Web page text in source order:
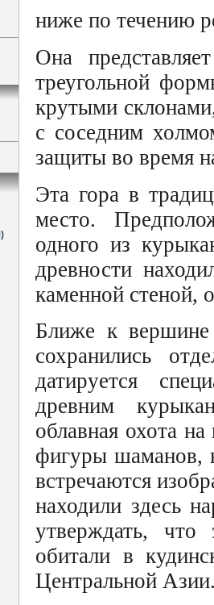
ниже по течению
Она
треугольной
крутыми
с соседним
защиты во время
Эта гора в
место.
одного из
древности
каменной стеной,
Ближе к вершине
сохранились
датируется
древним
облавная охота
фигуры шаманов,
встречаются
находили здесь
утверждать, что
обитали в
Центральной